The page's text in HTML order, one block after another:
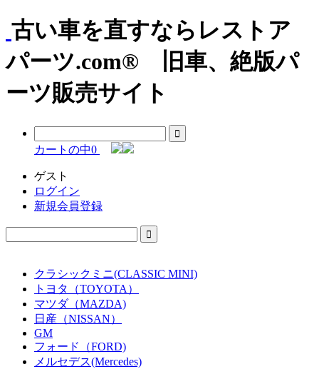
古い車を直すならレストア
パーツ.com® 旧車、絶版パ
ーツ販売サイト
カートの中0
ゲスト
ログイン
新規会員登録
クラシックミニ(CLASSIC MINI)
トヨタ（TOYOTA）
マツダ（MAZDA)
日産（NISSAN）
GM
フォード（FORD)
メルセデス(Mercedes)